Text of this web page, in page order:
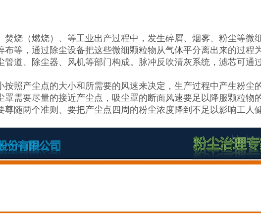
焚烧（燃烧）、等工业出产过程中，发生碎屑、烟雾、粉尘等微
等，通过除尘设备把这些微细颗粒物从气体平分离出来的过程
管道、除尘器、风机等部门构成。脉冲反吹清灰系统，滤芯可通
照产尘点的大小和所需要的风速来决定，生产过程中产生粉尘
罩需要尽量的接近产尘点，吸尘罩的断面风速要足以降服颗粒物
随两个准则、要把产尘点四周的粉尘浓度降到不足以影响工人